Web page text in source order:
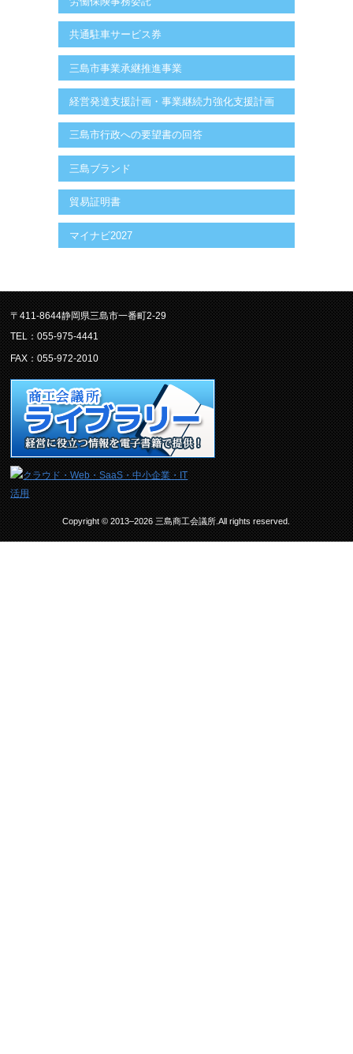
共通駐車サービス券
三島市事業承継推進事業
経営発達支援計画・事業継続力強化支援計画
三島市行政への要望書の回答
三島ブランド
貿易証明書
マイナビ2027
〒411-8644静岡県三島市一番町2-29
TEL：055-975-4441
FAX：055-972-2010
Copyright © 2013–2026 三島商工会議所.All rights reserved.